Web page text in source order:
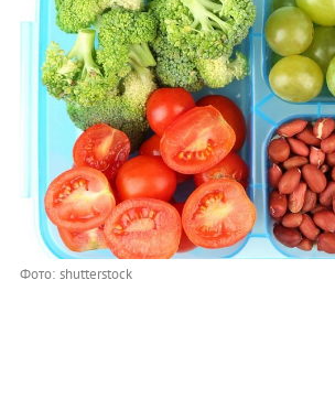
Фото: shutterstock